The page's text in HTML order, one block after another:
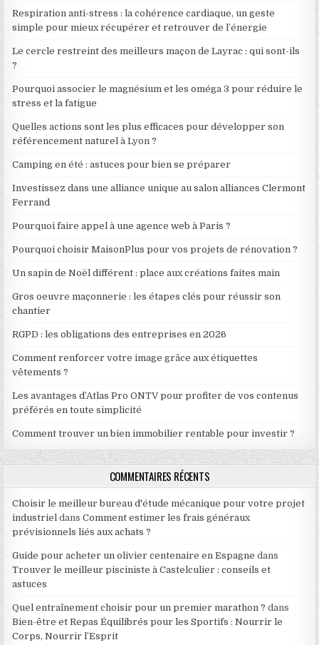
Respiration anti-stress : la cohérence cardiaque, un geste
simple pour mieux récupérer et retrouver de l’énergie
Le cercle restreint des meilleurs maçon de Layrac : qui sont-ils
?
Pourquoi associer le magnésium et les oméga 3 pour réduire le
stress et la fatigue
Quelles actions sont les plus efficaces pour développer son
référencement naturel à Lyon ?
Camping en été : astuces pour bien se préparer
Investissez dans une alliance unique au salon alliances Clermont
Ferrand
Pourquoi faire appel à une agence web à Paris ?
Pourquoi choisir MaisonPlus pour vos projets de rénovation ?
Un sapin de Noël différent : place aux créations faites main
Gros oeuvre maçonnerie : les étapes clés pour réussir son
chantier
RGPD : les obligations des entreprises en 2026
Comment renforcer votre image grâce aux étiquettes
vêtements ?
Les avantages d’Atlas Pro ONTV pour profiter de vos contenus
préférés en toute simplicité
Comment trouver un bien immobilier rentable pour investir ?
COMMENTAIRES RÉCENTS
Choisir le meilleur bureau d'étude mécanique pour votre projet
industriel dansComment estimer les frais généraux
prévisionnels liés aux achats ?
Guide pour acheter un olivier centenaire en Espagne dans
Trouver le meilleur pisciniste à Castelculier : conseils et
astuces
Quel entraînement choisir pour un premier marathon ? dans
Bien-être et Repas Équilibrés pour les Sportifs : Nourrir le
Corps, Nourrir l’Esprit